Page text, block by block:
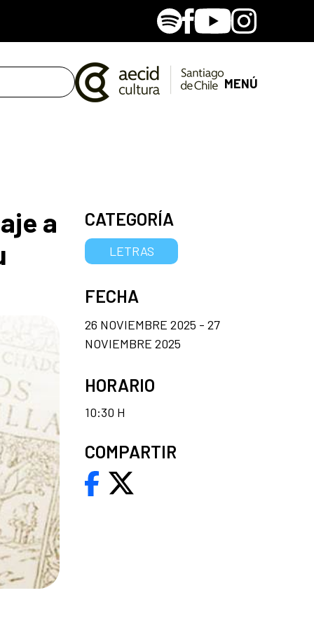
SpotifyFacebook
YoutubeInstagram
MENÚ
a
CATEGORÍA
LETRAS
FECHA
26 NOVIEMBRE 2025 - 27
NOVIEMBRE 2025
HORARIO
10:30 H
COMPARTIR